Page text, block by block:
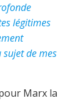
légitimes
sujet de mes
Marx la